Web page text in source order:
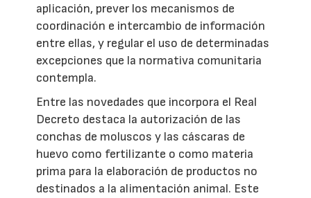
aplicación, prever los mecanismos de
coordinación e intercambio de información
entre ellas, y regular el uso de determinadas
excepciones que la normativa comunitaria
contempla.
Entre las novedades que incorpora el Real
Decreto destaca la autorización de las
conchas de moluscos y las cáscaras de
huevo como fertilizante o como materia
prima para la elaboración de productos no
destinados a la alimentación animal. Este